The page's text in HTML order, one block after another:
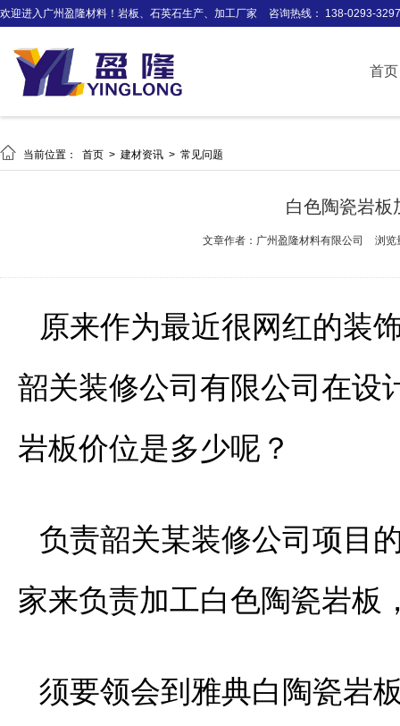
欢迎进入广州盈隆材料！岩板、石英石生产、加工厂家 咨询热线： 138-0293-3297
首页
 当前位置： 首页 > 建材资讯 > 常见问题
白色陶瓷岩板
文章作者：广州盈隆材料有限公司 浏览
原来作为最近很网红的装
韶关装修公司有限公司在设
岩板价位是多少呢？
负责韶关某装修公司项目
家来负责加工白色陶瓷岩板
须要领会到雅典白陶瓷岩